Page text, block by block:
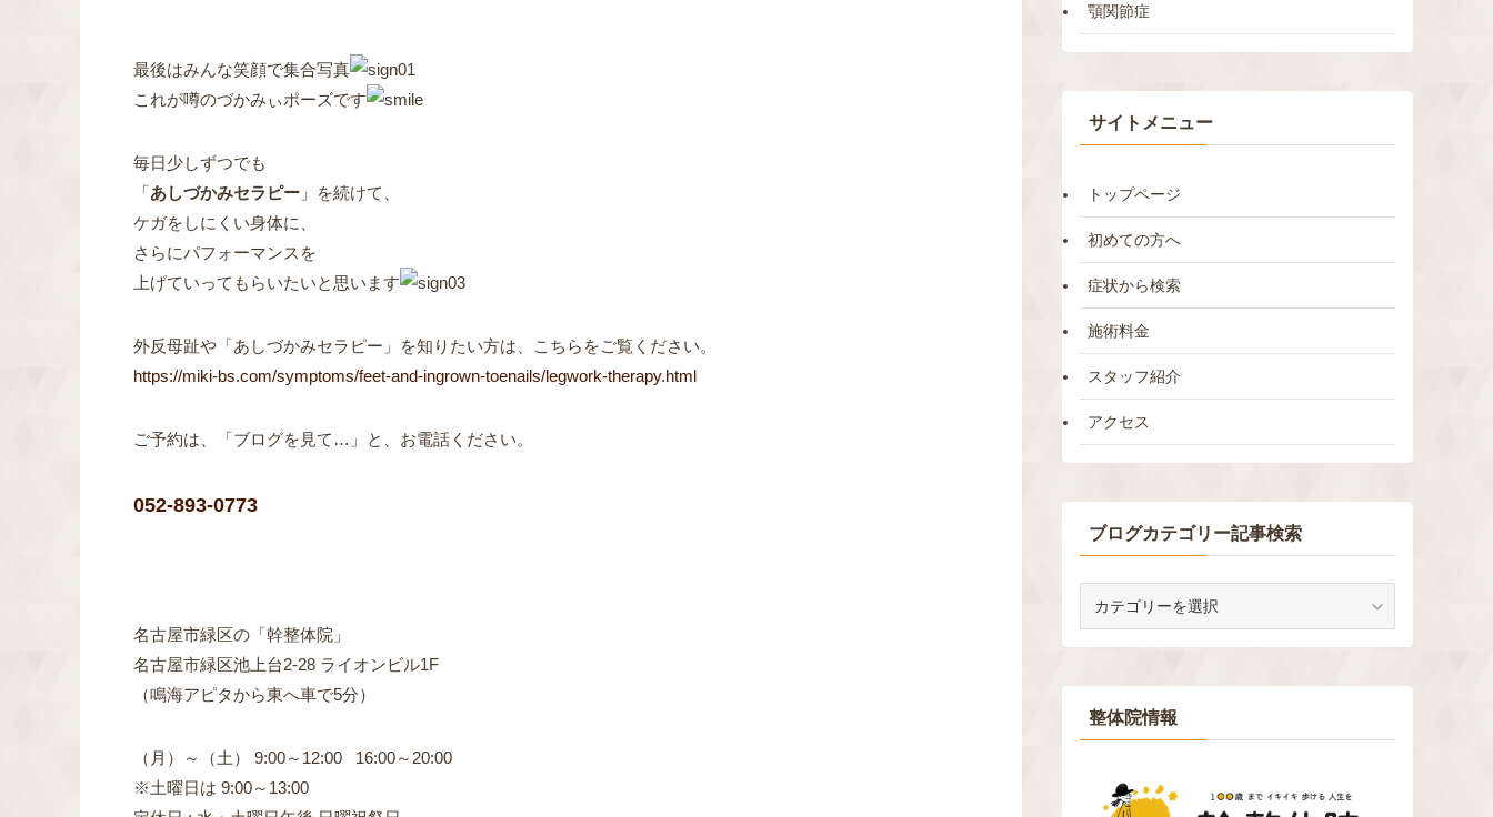
最後はみんな笑顔で集合写真
これが噂のづかみぃポーズです
毎日少しずつでも
「あしづかみセラピー 」を続けて、
ケガをしにくい身体に、
さらにパフォーマンスを
上げていってもらいたいと思います
外反母趾や「あしづかみセラピー」を知りたい方は、こちらをご覧ください。
https://miki-bs.com/symptoms/feet-and-ingrown-toenails/legwork-therapy.html
ご予約は、「ブログを見て…」と、お電話ください。
052-893-0773
名古屋市緑区の「幹整体院」
名古屋市緑区池上台2-28 ライオンビル1F
（鳴海アピタから東へ車で5分）
（月）～（土） 9:00～12:00 16:00～20:00
※土曜日は 9:00～13:00
顎関節症
サイトメニュー
トップページ
初めての方へ
症状から検索
施術料金
スタッフ紹介
アクセス
ブログカテゴリー記事検索
テ
ゴ
リ
整体院情報